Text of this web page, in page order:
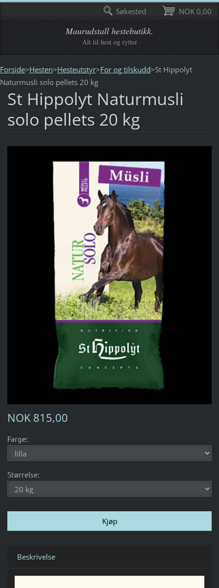
Maurudstall hestebutikk.
Alt til hest og rytter
Forside>Hesten>Hesteutstyr>For og tilskudd>St Hippolyt
Naturmusli solo pellets 20 kg
St Hippolyt Naturmusli
solo pellets 20 kg
NOK 815,00
Farge:
Størrelse:
Beskrivelse
NOK 0,00
Søkested